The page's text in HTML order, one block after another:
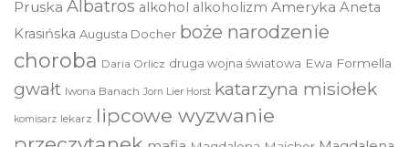
Pruska Albatros alkohol alkoholizm Ameryka Aneta
Krasińska Augusta Docher boże narodzenie
choroba Daria Orlicz druga wojna światowa Ewa Formella
gwałt Iwona Banach Jorn Lier Horst katarzyna misiołek
komisarz lekarz lipcowe wyzwanie